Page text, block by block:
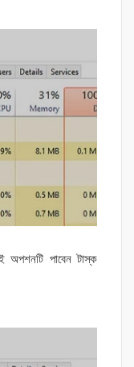
পাবেন টাস্ক